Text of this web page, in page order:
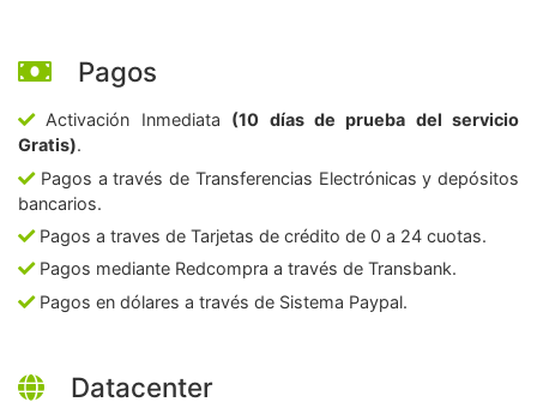
Pagos
Activación Inmediata (10 días de prueba del servicio
Gratis).
Pagos a través de Transferencias Electrónicas y depósitos
bancarios.
Pagos a traves de Tarjetas de crédito de 0 a 24 cuotas.
Pagos mediante Redcompra a través de Transbank.
Pagos en dólares a través de Sistema Paypal.
Datacenter